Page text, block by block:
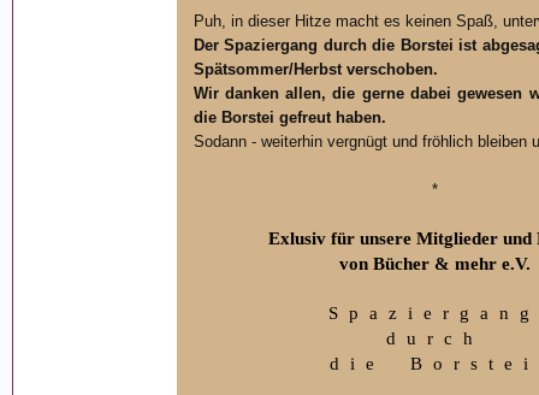
Puh, in dieser Hitze macht es keinen Spaß,
Der Spaziergang durch die Borstei ist
Spätsommer/Herbst verschoben.
Wir danken allen, die gerne dabei gewesen
die Borstei gefreut haben.
Sodann - weiterhin vergnügt und fröhlich bleiben
*
Exlusiv für unsere Mitglieder und
von Bücher & mehr e.V.
Spaziergang
durch
die Borstei